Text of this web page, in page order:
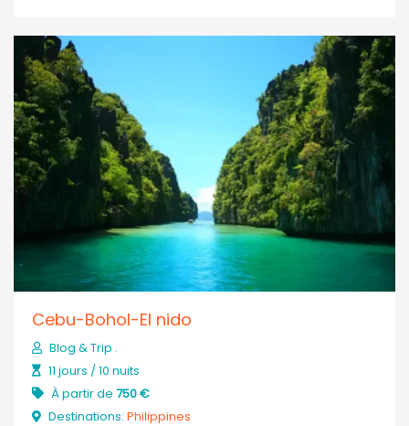
Cebu-Bohol-El nido
Blog & Trip .
11 jours / 10 nuits
À partir de 750 €
Destinations: Philippines